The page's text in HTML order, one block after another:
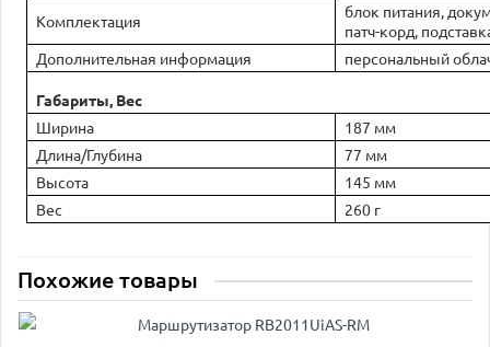
Комплектация
блок питания,
патч-корд,
Дополнительная информация
персональный
Габариты, Вес
Ширина
187 мм
Длина/Глубина
77 мм
Высота
145 мм
Вес
260 г
Похожие товары